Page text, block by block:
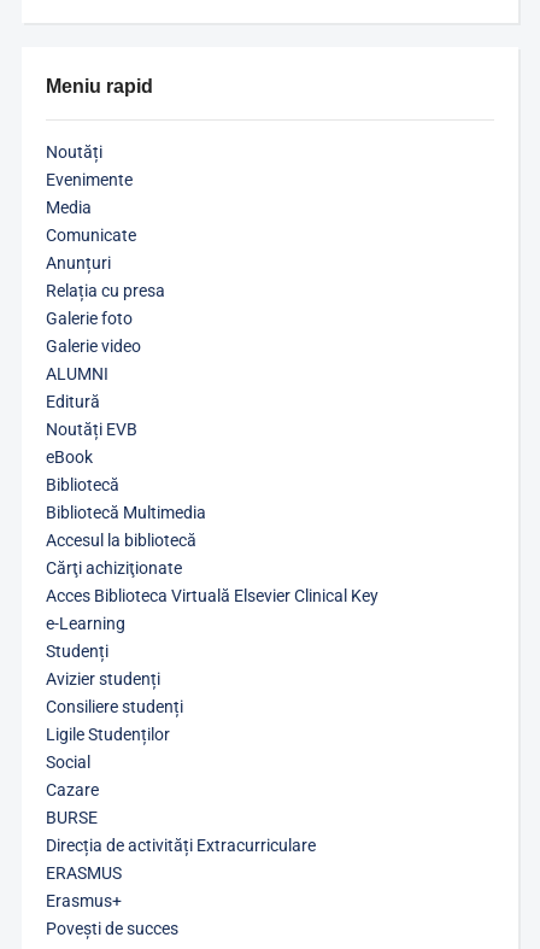
Meniu rapid
Noutăți
Evenimente
Media
Comunicate
Anunțuri
Relația cu presa
Galerie foto
Galerie video
ALUMNI
Editură
Noutăți EVB
eBook
Bibliotecă
Bibliotecă Multimedia
Accesul la bibliotecă
Cărţi achiziţionate
Acces Biblioteca Virtuală Elsevier Clinical Key
e-Learning
Studenți
Avizier studenți
Consiliere studenți
Ligile Studenților
Social
Cazare
BURSE
Direcția de activități Extracurriculare
ERASMUS
Erasmus+
Povești de succes